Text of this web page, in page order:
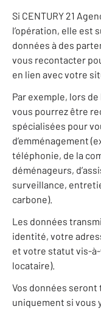
Si CENTURY 21
l’opération, elle est
données à des
vous recontacter
en lien avec votre
Par exemple, lors
vous pourrez être
spécialisées pour
d’emménagement
téléphonie, de la
déménageurs,
surveillance,
carbone).
Les données
identité, votre
et votre statut vis-
locataire).
Vos données
uniquement si vous